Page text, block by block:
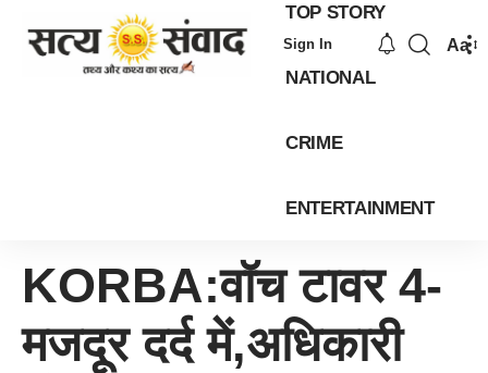
TOP STORY
NATIONAL
CRIME
ENTERTAINMENT
Sign In Aa
KORBA:वॉच टावर 4-
मजदूर दर्द में,अधिकारी